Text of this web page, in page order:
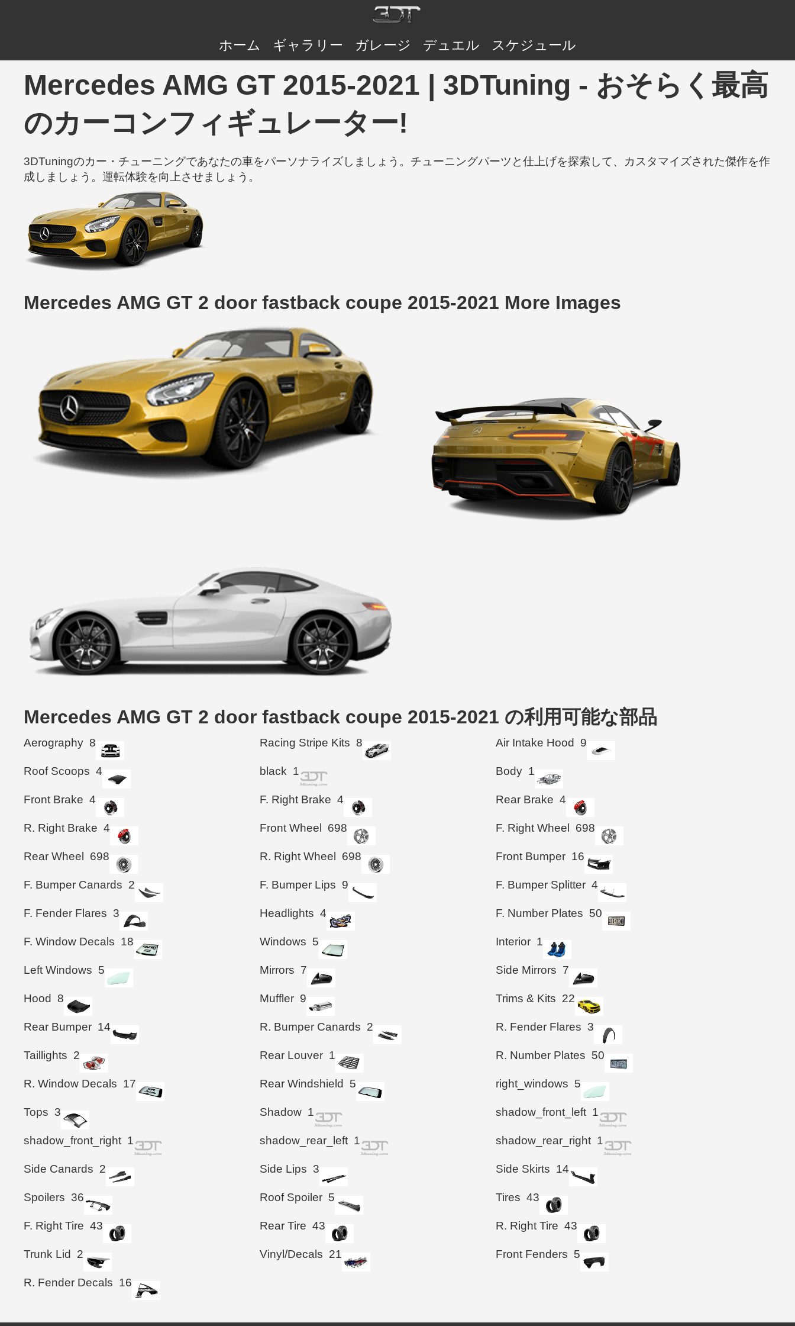
ホーム ギャラリー ガレージ デュエル スケジュール
Mercedes AMG GT 2015-2021 | 3DTuning - おそらく最高
のカーコンフィギュレーター!
3DTuningのカー・チューニングであなたの車をパーソナライズしましょう。チューニングパーツと仕上げを探索して、カスタマイズされた傑作を作
成しましょう。運転体験を向上させましょう。
Mercedes AMG GT 2 door fastback coupe 2015-2021 More Images
Mercedes AMG GT 2 door fastback coupe 2015-2021 の利用可能な部品
Aerography 8 Racing Stripe Kits 8 Air Intake Hood 9
Roof Scoops 4 black 1 Body 1
Front Brake 4 F. Right Brake 4 Rear Brake 4
R. Right Brake 4 Front Wheel 698 F. Right Wheel 698
Rear Wheel 698 R. Right Wheel 698 Front Bumper 16
F. Bumper Canards 2 F. Bumper Lips 9 F. Bumper Splitter 4
F. Fender Flares 3 Headlights 4 F. Number Plates 50
F. Window Decals 18 Windows 5 Interior 1
Left Windows 5 Mirrors 7 Side Mirrors 7
Hood 8 Muffler 9 Trims & Kits 22
Rear Bumper 14 R. Bumper Canards 2 R. Fender Flares 3
Taillights 2 Rear Louver 1 R. Number Plates 50
R. Window Decals 17 Rear Windshield 5 right_windows 5
Tops 3 Shadow 1 shadow_front_left 1
shadow_front_right 1 shadow_rear_left 1 shadow_rear_right 1
Side Canards 2 Side Lips 3 Side Skirts 14
Spoilers 36 Roof Spoiler 5 Tires 43
F. Right Tire 43 Rear Tire 43 R. Right Tire 43
Trunk Lid 2 Vinyl/Decals 21 Front Fenders 5
R. Fender Decals 16